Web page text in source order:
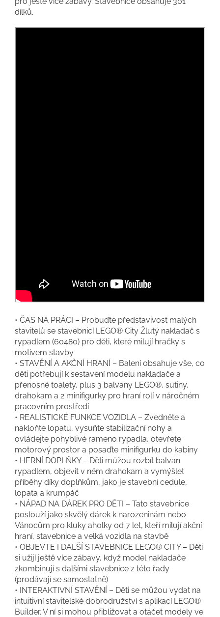
dílků.
• ČAS NA PRÁCI – Probuďte představivost malých
stavitelů se stavebnicí LEGO® City Žlutý nakladač s
rypadlem (60480) pro děti, které milují hračky s
motivem stavby
• STAVĚNÍ A AKČNÍ HRANÍ – Balení obsahuje vše, co
děti potřebují k sestavení modelu nakladače a
přenosné toalety, plus 3 balvany LEGO®, sutiny,
drahokam a 2 minifigurky pro hraní rolí v náročném
pracovním prostředí
• REALISTICKÉ FUNKCE VOZIDLA – Zvedněte a
nakloňte lopatu, vysuňte stabilizační nohy a
ovládejte pohyblivé rameno rypadla, otevřete
motorový prostor a posaďte minifigurku do kabiny
• HERNÍ DOPLŇKY – Děti můžou rozbít balvan
rypadlem, objevit v něm drahokam a vymýšlet
příběhy díky doplňkům, jako je stavební cedule,
lopata a krumpáč
• NÁPAD NA DÁREK PRO DĚTI – Tato stavebnice
poslouží jako skvělý dárek k narozeninám nebo
Vánocům pro kluky aholky od 7 let, kteří milují akční
hraní, stavebnice a velká vozidla na stavbě
• OBJEVTE I DALŠÍ STAVEBNICE LEGO® CITY – Děti
si užijí ještě více zábavy, když model nakladače
zkombinují s dalšími stavebnice z této řady
(prodávají se samostatně)
• INTERAKTIVNÍ STAVĚNÍ – Děti se můžou vydat na
intuitivní stavitelské dobrodružství s aplikací LEGO®
Builder. V ní si mohou přibližovat a otáčet modely ve